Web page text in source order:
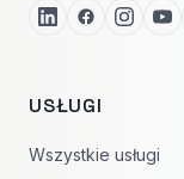
USŁUGI
Wszystkie usługi